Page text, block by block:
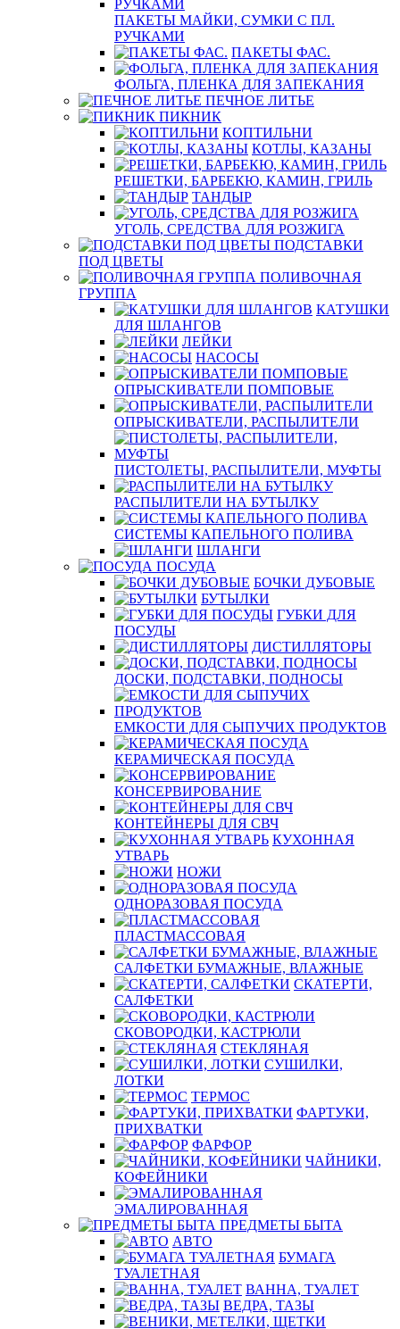
ПАКЕТЫ МАЙКИ, СУМКИ С ПЛ.
РУЧКАМИ
ПАКЕТЫ ФАС.
ФОЛЬГА, ПЛЕНКА ДЛЯ ЗАПЕКАНИЯ
ПЕЧНОЕ ЛИТЬЕ
ПИКНИК
КОПТИЛЬНИ
КОТЛЫ, КАЗАНЫ
РЕШЕТКИ, БАРБЕКЮ, КАМИН, ГРИЛЬ
ТАНДЫР
УГОЛЬ, СРЕДСТВА ДЛЯ РОЗЖИГА
ПОДСТАВКИ
ПОД ЦВЕТЫ
ПОЛИВОЧНАЯ
ГРУППА
КАТУШКИ
ДЛЯ ШЛАНГОВ
ЛЕЙКИ
НАСОСЫ
ОПРЫСКИВАТЕЛИ ПОМПОВЫЕ
ОПРЫСКИВАТЕЛИ, РАСПЫЛИТЕЛИ
ПИСТОЛЕТЫ, РАСПЫЛИТЕЛИ, МУФТЫ
РАСПЫЛИТЕЛИ НА БУТЫЛКУ
СИСТЕМЫ КАПЕЛЬНОГО ПОЛИВА
ШЛАНГИ
ПОСУДА
БОЧКИ ДУБОВЫЕ
БУТЫЛКИ
ГУБКИ ДЛЯ
ПОСУДЫ
ДИСТИЛЛЯТОРЫ
ДОСКИ, ПОДСТАВКИ, ПОДНОСЫ
ЕМКОСТИ ДЛЯ СЫПУЧИХ ПРОДУКТОВ
КЕРАМИЧЕСКАЯ ПОСУДА
КОНСЕРВИРОВАНИЕ
КОНТЕЙНЕРЫ ДЛЯ СВЧ
КУХОННАЯ
УТВАРЬ
НОЖИ
ОДНОРАЗОВАЯ ПОСУДА
ПЛАСТМАССОВАЯ
САЛФЕТКИ БУМАЖНЫЕ, ВЛАЖНЫЕ
СКАТЕРТИ,
САЛФЕТКИ
СКОВОРОДКИ, КАСТРЮЛИ
СТЕКЛЯНАЯ
СУШИЛКИ,
ЛОТКИ
ТЕРМОС
ФАРТУКИ,
ПРИХВАТКИ
ФАРФОР
ЧАЙНИКИ,
КОФЕЙНИКИ
ЭМАЛИРОВАННАЯ
ПРЕДМЕТЫ БЫТА
АВТО
БУМАГА
ТУАЛЕТНАЯ
ВАННА, ТУАЛЕТ
ВЕДРА, ТАЗЫ